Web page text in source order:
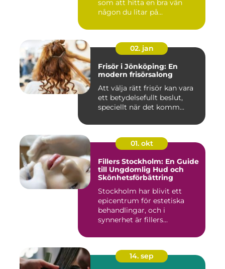
som att hitta en bra vän
någon du litar på...
02. jan
Frisör i Jönköping: En
modern frisörsalong
Att välja rätt frisör kan vara
ett betydelsefullt beslut,
speciellt när det komm...
01. okt
Fillers Stockholm: En Guide
till Ungdomlig Hud och
Skönhetsförbättring
Stockholm har blivit ett
epicentrum för estetiska
behandlingar, och i
synnerhet är fillers...
14. sep